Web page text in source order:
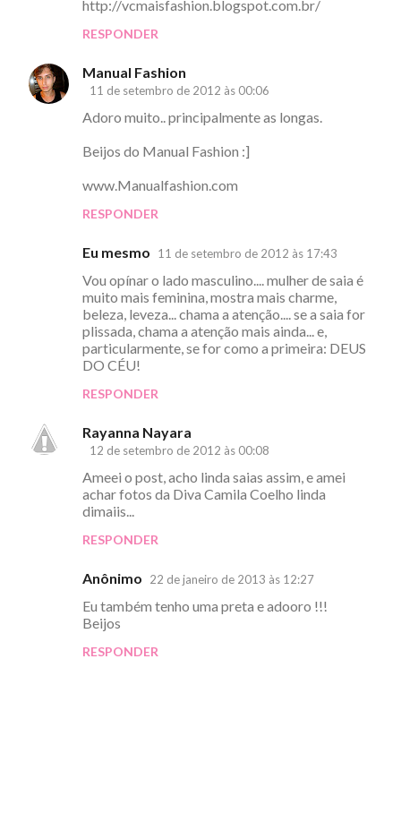
http://vcmaisfashion.blogspot.com.br/
RESPONDER
Manual Fashion
11 de setembro de 2012 às 00:06
Adoro muito.. principalmente as longas.
Beijos do Manual Fashion :]
www.Manualfashion.com
RESPONDER
Eu mesmo 11 de setembro de 2012 às 17:43
Vou opínar o lado masculino.... mulher de saia é
muito mais feminina, mostra mais charme,
beleza, leveza... chama a atenção.... se a saia for
plissada, chama a atenção mais ainda... e,
particularmente, se for como a primeira: DEUS
DO CÉU!
RESPONDER
Rayanna Nayara
12 de setembro de 2012 às 00:08
Ameei o post, acho linda saias assim, e amei
achar fotos da Diva Camila Coelho linda
dimaiis...
RESPONDER
Anônimo 22 de janeiro de 2013 às 12:27
Eu também tenho uma preta e adooro !!!
Beijos
RESPONDER